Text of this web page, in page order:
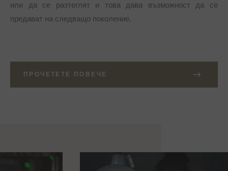
или да се разтеглят и това дава възможност да се
предават на следващо поколение.
ПРОЧЕТЕТЕ ПОВЕЧЕ